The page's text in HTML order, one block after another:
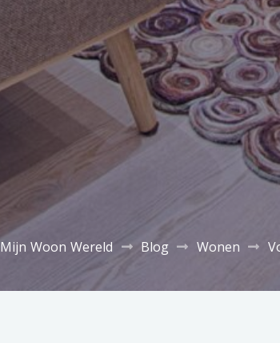
Mijn Woon Wereld Blog Wonen